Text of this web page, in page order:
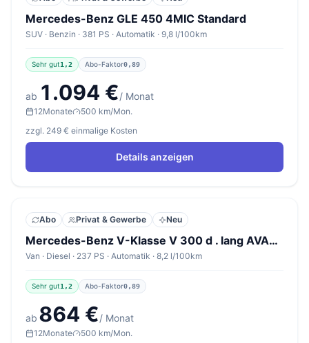
Mercedes-Benz GLE 450 4MIC Standard
SUV · Benzin · 381 PS · Automatik · 9,8 l/100km
Sehr gut1,2 Abo-Faktor0,89
ab 1.094 €/ Monat
12Monate
500 km/Mon.
zzgl. 249 € einmalige Kosten
Details anzeigen
Abo Privat & Gewerbe Neu
Mercedes-Benz V-Klasse V 300 d . lang AVANTGARDE
Van · Diesel · 237 PS · Automatik · 8,2 l/100km
Sehr gut1,2 Abo-Faktor0,89
ab 864 €/ Monat
12Monate
500 km/Mon.